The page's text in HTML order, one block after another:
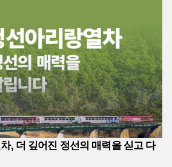
, 더 깊어진 정선의 매력을 싣고 다